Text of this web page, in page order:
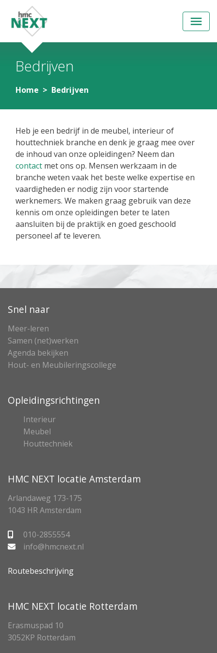
Open
menu
Bedrijven
Home Bedrijven
Heb je een bedrijf in de meubel, interieur of
houttechniek branche en denk je graag mee over
de inhoud van onze opleidingen? Neem dan
contact met ons op. Mensen werkzaam in de
branche weten vaak het beste welke expertise en
vaardigheden er nodig zijn voor startende
werknemers. We maken graag gebruik van deze
kennis om onze opleidingen beter te laten
aansluiten bij de praktijk en goed geschoold
personeel af te leveren.
Snel naar
Meer-leren
Samen (net)werken
Agenda bekijken
Hout- en Meubileringscollege
Opleidingsrichtingen
Interieur
Meubel
Houttechniek
HMC NEXT locatie Amsterdam
Arlandaweg 173-175
1043 HR Amsterdam
010-2855554
info@hmcnext.nl
Routebeschrijving
HMC NEXT locatie Rotterdam
Erasmuspad 10
3052KP Rotterdam